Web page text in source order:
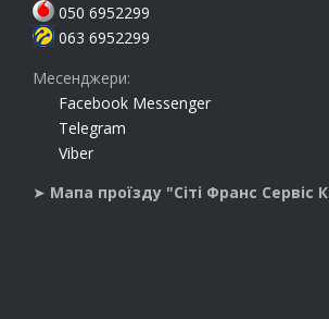
050 6952299
063 6952299
Месенджери:
Facebook Messenger
Telegram
Viber
➤ Мапа проїзду "Сіті Франс Сервіс